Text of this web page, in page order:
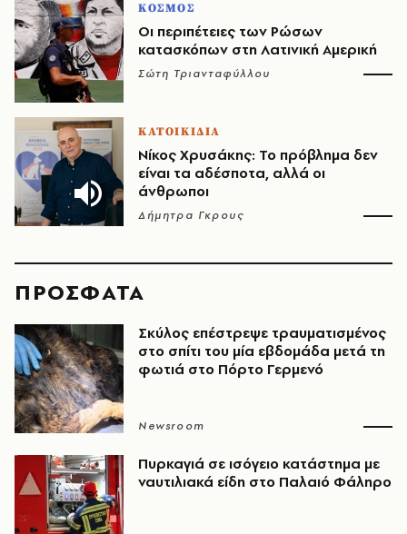
ΚΟΣΜΟΣ
Οι περιπέτειες των Ρώσων
κατασκόπων στη Λατινική Αμερική
Σώτη Τριανταφύλλου
ΚΑΤΟΙΚΙΔΙΑ
Νίκος Χρυσάκης: Το πρόβλημα δεν
είναι τα αδέσποτα, αλλά οι
άνθρωποι
Δήμητρα Γκρους
ΠΡΟΣΦΑΤΑ
Σκύλος επέστρεψε τραυματισμένος
στο σπίτι του μία εβδομάδα μετά τη
φωτιά στο Πόρτο Γερμενό
Newsroom
Πυρκαγιά σε ισόγειο κατάστημα με
ναυτιλιακά είδη στο Παλαιό Φάληρο